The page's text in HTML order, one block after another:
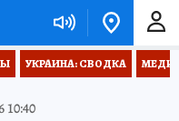
УКРАИНА: СВОДКА
10:40